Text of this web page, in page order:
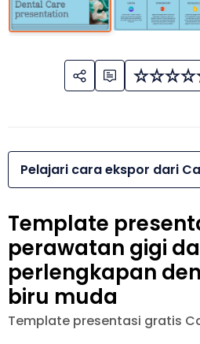
Pelajari cara ekspor dari
Template
perawatan gigi
perlengkapan
biru muda
Template presentasi gratis